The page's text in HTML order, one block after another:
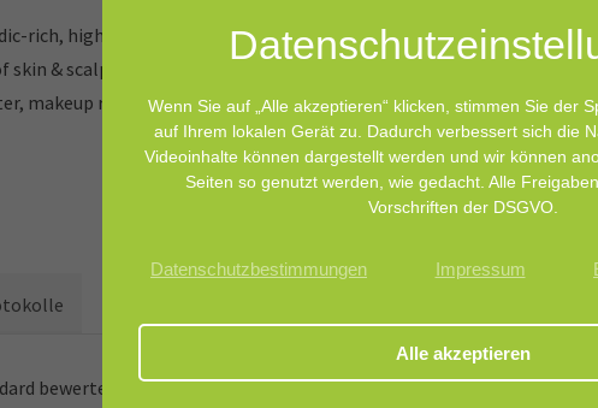
rich, high active sophorolipid produced by fermentation. Delivers
skin & scalp and helping enhance the sensory feeling provided by the
makeup remover, wipe applications, scalp treatment, deodorant.
bewertet kosmetische und Körperpflegeprodukte, die mit der
Wenn Sie auf „Alle akzeptieren“ klicken, stimmen Sie der
auf Ihrem lokalen Gerät zu. Dadurch verbessert sich die
Videoinhalte können dargestellt werden und wir können
Seiten so genutzt werden, wie gedacht. Alle
Vorschriften der DSGVO.
Datenschutzbestimmungen Impressum